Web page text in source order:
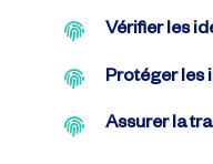
Vérifier les
Protéger les
Assurer la